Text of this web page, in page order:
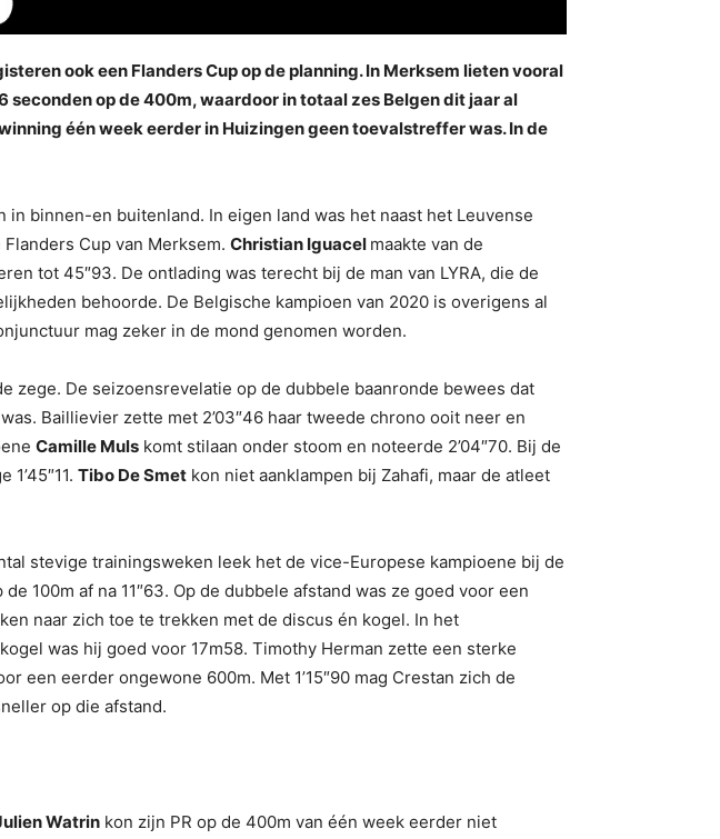
ook een Flanders Cup op de planning. In Merksem lieten vooral
op de 400m, waardoor in totaal zes Belgen dit jaar al
één week eerder in Huizingen geen toevalstreffer was. In de
binnen-en buitenland. In eigen land was het naast het Leuvense
Cup van Merksem. Christian Iguacel maakte van de
tot 45″93. De ontlading was terecht bij de man van LYRA, die de
behoorde. De Belgische kampioen van 2020 is overigens al
mag zeker in de mond genomen worden.
zege. De seizoensrevelatie op de dubbele baanronde bewees dat
Baillievier zette met 2’03″46 haar tweede chrono ooit neer en
Camille Muls komt stilaan onder stoom en noteerde 2’04″70. Bij de
Tibo De Smet kon niet aanklampen bij Zahafi, maar de atleet
stevige trainingsweken leek het de vice-Europese kampioene bij de
100m af na 11″63. Op de dubbele afstand was ze goed voor een
naar zich toe te trekken met de discus én kogel. In het
was hij goed voor 17m58. Timothy Herman zette een sterke
een eerder ongewone 600m. Met 1’15″90 mag Crestan zich de
op die afstand.
Watrin kon zijn PR op de 400m van één week eerder niet